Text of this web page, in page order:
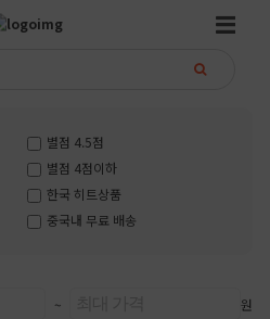
별점 4.5점
별점 4점이하
한국 히트상품
중국내 무료 배송
~ 원